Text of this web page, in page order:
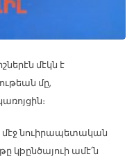
մէկն է
մը,
մէջ նուիրապետական
կþընծայուի ամէ՛ն